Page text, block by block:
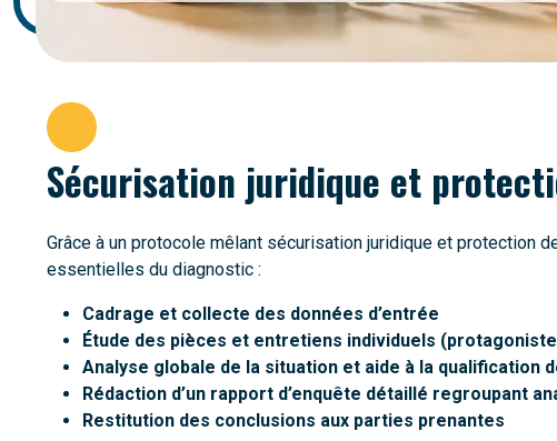
Sécurisation juridique et
Grâce à un protocole mêlant sécurisation juridique et protection
essentielles du diagnostic :
Cadrage et collecte des données d’entrée
Étude des pièces et entretiens individuels
Analyse globale de la situation et aide à la qualification
Rédaction d’un rapport d’enquête détaillé regroupant
Restitution des conclusions aux parties prenantes